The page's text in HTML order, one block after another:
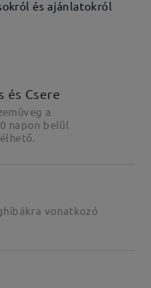
és ajánlatokról
és Csere
a
napon belül
vonatkozó